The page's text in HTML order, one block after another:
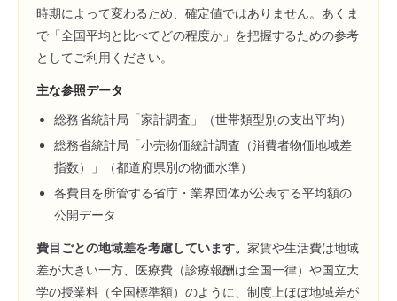
時期によって変わるため、確定値ではありません。あくま
で「全国平均と比べてどの程度か」を把握するための参考
としてご利用ください。
主な参照データ
総務省統計局「家計調査」（世帯類型別の支出平均）
総務省統計局「小売物価統計調査（消費者物価地域差
指数）」（都道府県別の物価水準）
各費目を所管する省庁・業界団体が公表する平均額の
公開データ
費目ごとの地域差を考慮しています。 家賃や生活費は地域
差が大きい一方、医療費（診療報酬は全国一律）や国立大
学の授業料（全国標準額）のように、制度上ほぼ地域差が